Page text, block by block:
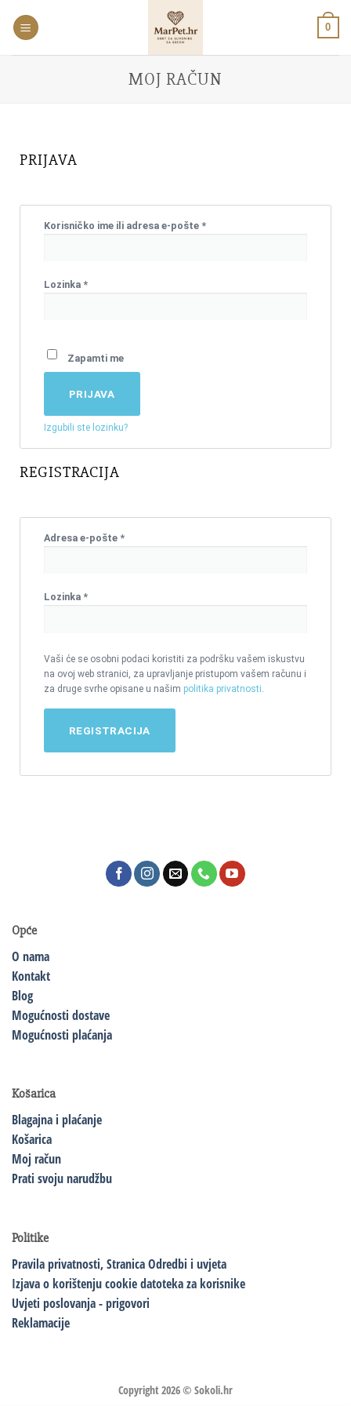
0
MOJ RAČUN
PRIJAVA
Korisničko ime ili adresa e-pošte *
Lozinka *
Zapamti me
PRIJAVA
Izgubili ste lozinku?
REGISTRACIJA
Adresa e-pošte *
Lozinka *
Vaši će se osobni podaci koristiti za podršku vašem iskustvu
na ovoj web stranici, za upravljanje pristupom vašem računu i
za druge svrhe opisane u našim politika privatnosti
REGISTRACIJA
Opće
O nama
Kontakt
Blog
Mogućnosti dostave
Mogućnosti plaćanja
Košarica
Blagajna i plaćanje
Košarica
Moj račun
Prati svoju narudžbu
Politike
Pravila privatnosti,Stranica Odredbi i uvjeta
Izjava o korištenju cookie datoteka za korisnike
Uvjeti poslovanja - prigovori
Reklamacije
Copyright 2026 © Sokoli.hr